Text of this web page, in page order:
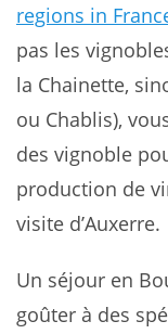
regions in
pas les
la Chainette,
ou Chablis),
des vignoble
production de
visite d’Auxerre.
Un séjour en
goûter à des